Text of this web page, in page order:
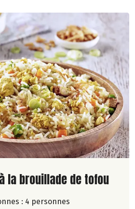
la recette
la brouillade de tofou
: 4 personnes